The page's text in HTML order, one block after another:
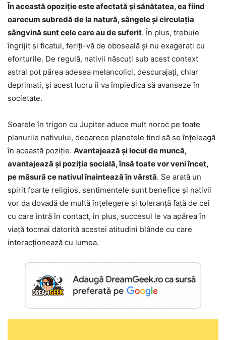
În această opoziție este afectată și sănătatea, ea fiind
oarecum subredă de la natură, sângele și circulația
sângvină sunt cele care au de suferit. În plus, trebuie
îngrijit și ficatul, feriți-vă de oboseală și nu exagerați cu
eforturile. De regulă, nativii născuți sub acest context
astral pot părea adesea melancolici, descurajați, chiar
deprimati, și acest lucru îi va împiedica să avanseze în
societate.
Soarele în trigon cu Jupiter aduce mult noroc pe toate
planurile nativului, deoarece planetele tind să se înțeleagă
în această poziție. Avantajează și locul de muncă,
avantajează și poziția socială, însă toate vor veni încet,
pe măsură ce nativul înaintează în vârstă. Se arată un
spirit foarte religios, sentimentele sunt benefice și nativii
vor da dovadă de multă înțelegere și toleranță față de cei
cu care intră în contact, în plus, succesul le va apărea în
viață tocmai datorită acestei atitudini blânde cu care
interacționează cu lumea.